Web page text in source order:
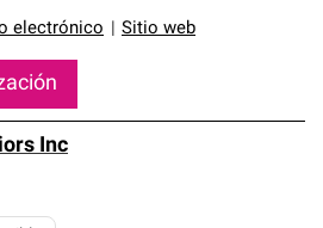
electrónico Sitio web
Inc